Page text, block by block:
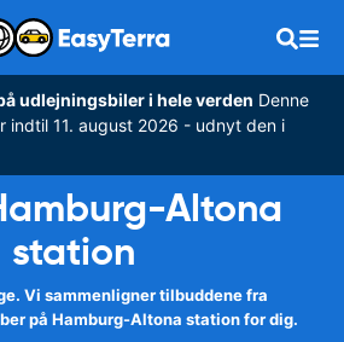
udlejningsbiler i hele verden Denne
indtil 11. august 2026 - udnyt den i
Altona
station
Vi sammenligner tilbuddene fra
på Hamburg-Altona station for dig.